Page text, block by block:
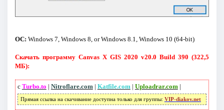
ОС: Windows 7, Windows 8, or Windows 8.1, Windows 10 (64-bit)
Скачать программу Canvas X GIS 2020 v20.0 Build 390 (322,5
МБ):
с Turbo.to | Nitroflare.com| Katfile.com| Uploadrar.com|
Прямая ссылка на скачивание доступна только для группы: VIP-diakov.net